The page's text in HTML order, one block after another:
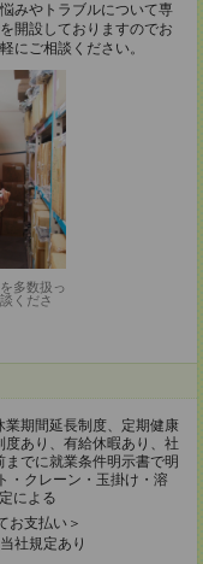
みやトラブルについて専
開設しておりますのでお
にご相談ください。
多数扱っ
くださ
期間延長制度、定期健康
あり、有給休暇あり、社
でに就業条件明示書で明
・クレーン・玉掛け・溶
による
お支払い＞
社規定あり